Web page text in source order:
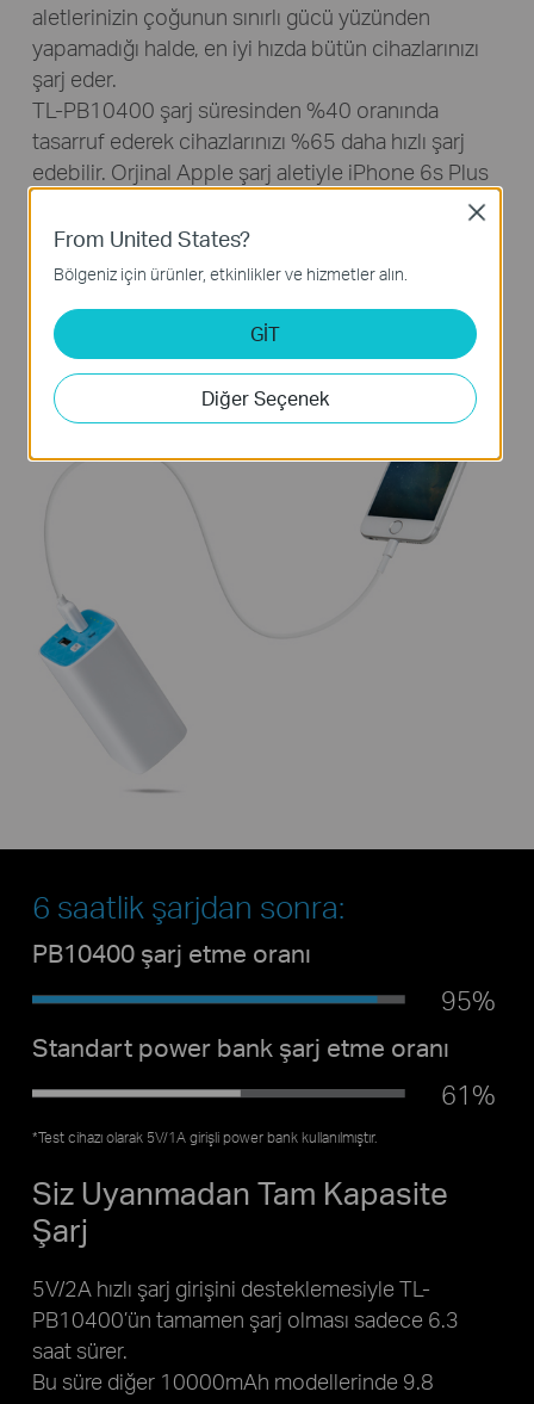
aletlerinizin çoğunun sınırlı gücü yüzünden
yapamadığı halde, en iyi hızda bütün cihazlarınızı
şarj eder.
TL-PB10400 şarj süresinden %40 oranında
tasarruf ederek cihazlarınızı %65 daha hızlı şarj
edebilir. Orjinal Apple şarj aletiyle iPhone 6s Plus
PB10400 ile aynı cihazı şarj etmek sadece 150
dakika sürer.*
*Ekran maksimum parlaklıktayken. Tam şarj süresi gerçek durumlara
göre değişiklik gösterebilir.
6 saatlik şarjdan sonra:
PB10400 şarj etme oranı
95%
Standart power bank şarj etme oranı
61%
*Test cihazı olarak 5V/1A girişli power bank kullanılmıştır.
Siz Uyanmadan Tam Kapasite
Şarj
5V/2A hızlı şarj girişini desteklemesiyle TL-
PB10400’ün tamamen şarj olması sadece 6.3
saat sürer.
Bu süre diğer 10000mAh modellerinde 9.8
From United States?
Bölgeniz için ürünler, etkinlikler ve hizmetler alın.
GİT
Diğer Seçenek
Close